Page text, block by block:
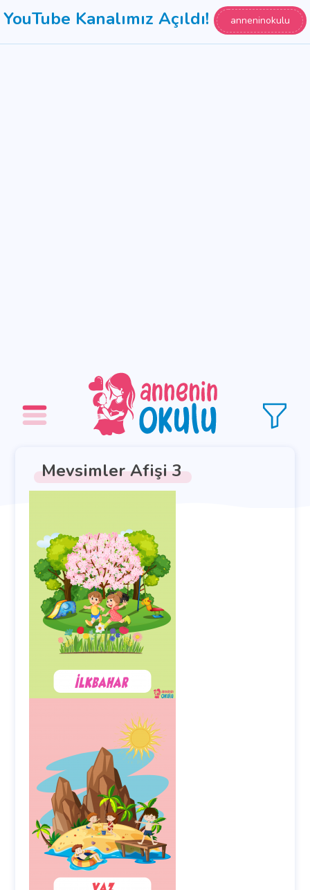
YouTube Kanalımız Açıldı! anneninokulu
Mevsimler Afişi 3